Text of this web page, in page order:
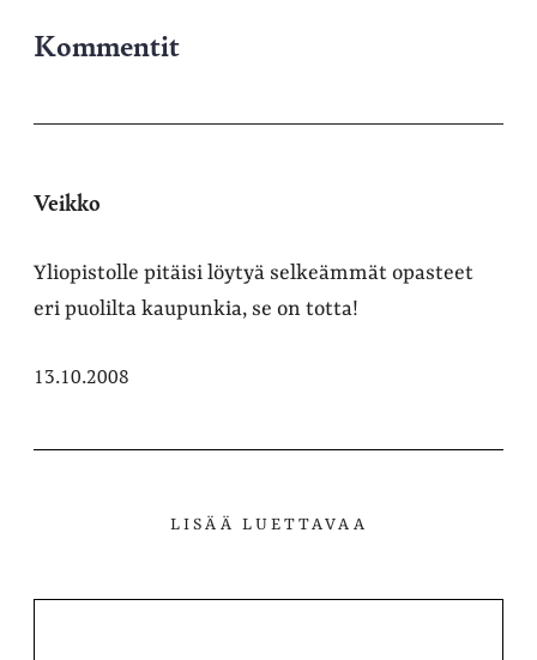
Kommentit
Veikko
Yliopistolle pitäisi löytyä selkeämmät opasteet
eri puolilta kaupunkia, se on totta!
13.10.2008
LISÄÄ LUETTAVAA